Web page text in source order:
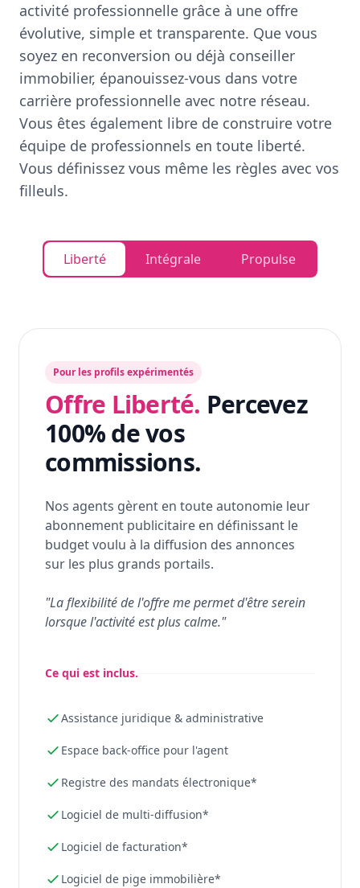
activité professionnelle grâce à une offre
évolutive, simple et transparente. Que vous
soyez en reconversion ou déjà conseiller
immobilier, épanouissez-vous dans votre
carrière professionnelle avec notre réseau.
Vous êtes également libre de construire votre
équipe de professionnels en toute liberté.
Vous définissez vous même les règles avec vos
filleuls.
Liberté Intégrale Propulse
Pour les profils expérimentés
Offre Liberté. Percevez
100% de vos
commissions.
Nos agents gèrent en toute autonomie leur
abonnement publicitaire en définissant le
budget voulu à la diffusion des annonces
sur les plus grands portails.
"La flexibilité de l'offre me permet d'être serein
lorsque l'activité est plus calme."
Ce qui est inclus.
Assistance juridique & administrative
Espace back-office pour l'agent
Registre des mandats électronique*
Logiciel de multi-diffusion*
Logiciel de facturation*
Logiciel de pige immobilière*